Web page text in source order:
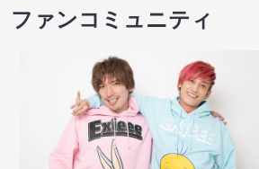
ファンコミュニティ